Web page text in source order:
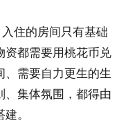
住的房间只有基础
资都需要用桃花币兑
需要自力更生的生
、集体氛围，都得由
。